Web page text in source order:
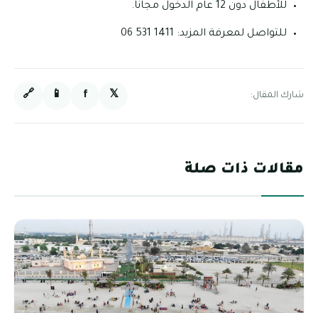
للأطفال دون 12 عام الدخول مجاناً.
للتواصل لمعرفة المزيد: 1411 531 06
شارك المقال: 𝕏
f
📱
🔗
مقالات ذات صلة